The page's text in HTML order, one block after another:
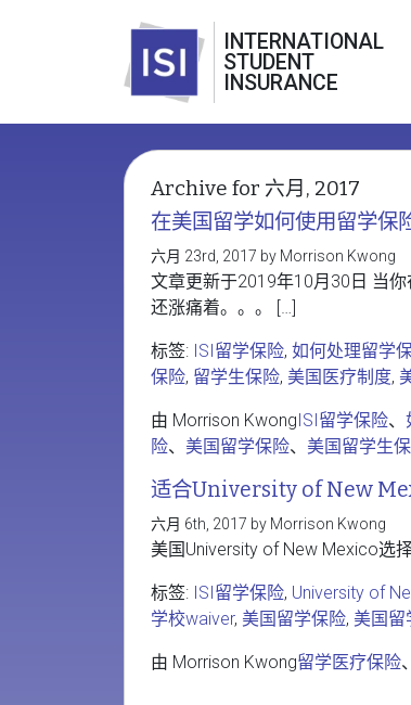
INTERNATIONAL
STUDENT
INSURANCE
Archive for 六月, 2017
在美国留学如何使用留学保
六月 23rd, 2017 by Morrison Kwong
文章更新于2019年10月30日 当
还涨痛着。。。 […]
标签: ISI留学保险, 如何处理留学
保险, 留学生保险, 美国医疗制度,
由 Morrison KwongISI留学保险、
险、 美国留学保险、 美国留学生
适合University of New
六月 6th, 2017 by Morrison Kwong
美国University of New Mexico选
标签: ISI留学保险, University of
学校waiver, 美国留学保险, 美国留
由 Morrison Kwong留学医疗保险、